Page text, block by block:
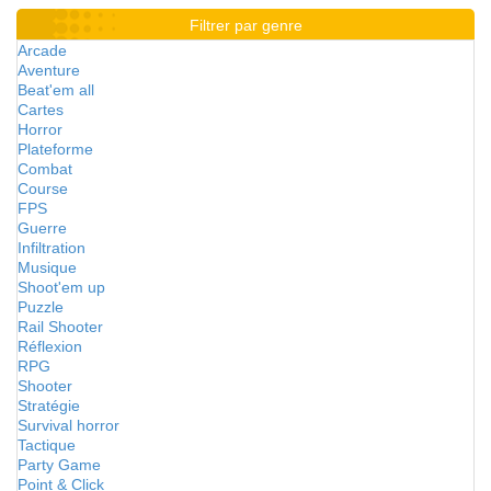
Filtrer par genre
Arcade
Aventure
Beat'em all
Cartes
Horror
Plateforme
Combat
Course
FPS
Guerre
Infiltration
Musique
Shoot'em up
Puzzle
Rail Shooter
Réflexion
RPG
Shooter
Stratégie
Survival horror
Tactique
Party Game
Point & Click